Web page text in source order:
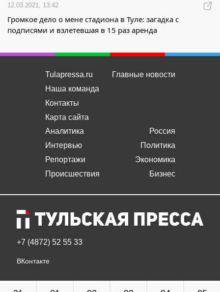
12.03.2021, 13:42
Громкое дело о мене стадиона в Туле: загадка с
подписями и взлетевшая в 15 раз аренда
Tulapressa.ru
Наша команда
Контакты
Карта сайта
Главные новости
Аналитика
Интервью
Репортажи
Происшествия
Россия
Политика
Экономика
Бизнес
+7 (4872) 52 55 33
ВКонтакте